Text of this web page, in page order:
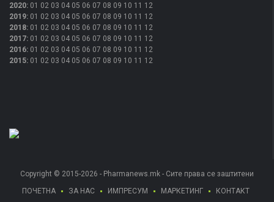
2020: 01 02 03 04 05 06 07 08 09 10 11 12
2019: 01 02 03 04 05 06 07 08 09 10 11 12
2018: 01 02 03 04 05 06 07 08 09 10 11 12
2017: 01 02 03 04 05 06 07 08 09 10 11 12
2016: 01 02 03 04 05 06 07 08 09 10 11 12
2015: 01 02 03 04 05 06 07 08 09 10 11 12
Copyright © 2015-2026 - Pharmanews.mk - Сите права се заштитени
ПОЧЕТНА
ЗА НАС ИМПРЕСУМ МАРКЕТИНГ КОНТАКТ